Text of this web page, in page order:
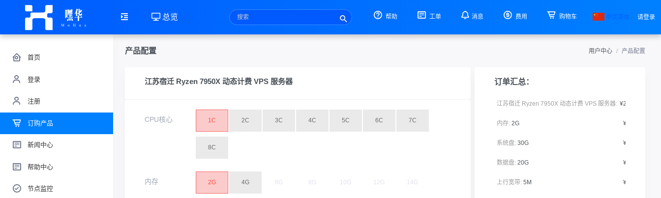
总览 帮助 工单 消息 费用 购物车 中文简体 请登录
首页
登录
注册
订购产品
新闻中心
帮助中心
节点监控
产品配置 用户中心 产品配置
江苏宿迁 Ryzen 7950X 动态计费 VPS 服务器
CPU核心 1C 2C 3C 4C 5C 6C 7C
8C
内存 2G 4G 6G 8G 10G 12G 14G
订单汇总：
江苏宿迁 Ryzen 7950X 动态计费 VPS 服务器: ¥20.00
内存: 2G ¥0.00
系统盘: 30G ¥0.00
数据盘: 20G ¥0.00
上行宽带: 5M ¥0.00